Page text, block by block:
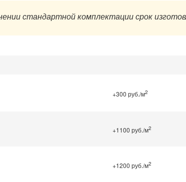
стандартной комплектации срок
+300 руб./м2
+1100 руб./м2
+1200 руб./м2